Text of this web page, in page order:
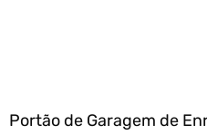
Portão de Garagem de